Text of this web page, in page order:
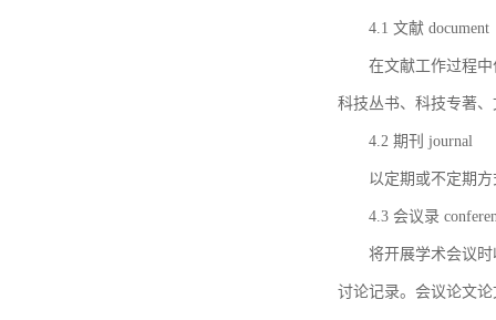
4.1 文献 document
在文献工作过程
科技丛书、科技专著
4.2 期刊 journal
以定期或不定期
4.3 会议录
将开展学术会议
讨论记录。会议论文